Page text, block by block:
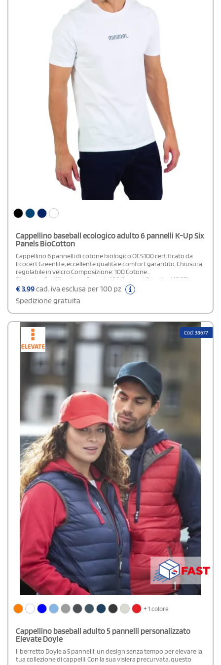
Cappellino baseball ecologico adulto 6 pannelli K-Up Six
Panels BioCotton
Cappellino 6 pannelli di cotone biologico OCS100 certificato da
Ecocert Greenlife, eccellente qualità e comfort garantito. Chiusura
regolabile in velcro.Composizione: 100 Cotone
Biologico Certificazione: Organic 100 Content Standard (OCS)
- OEKO-TEX® standard 100 - EVE Vegan
€3,99cad. iva esclusa per 100 pz
Spedizione gratuita
Cod: 38677
+ 1 colore
Cappellino baseball adulto 5 pannelli personalizzato
Elevate Doyle
Il berretto Doyle a 5 pannelli: un design senza tempo per elevare la
tua collezione di cappelli. Con la sua visiera precurvata, questo